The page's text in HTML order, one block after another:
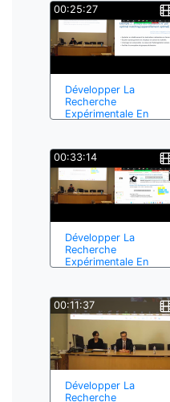
00:25:27
Développer La
Recherche
Expérimentale En
00:33:14
Développer La
Recherche
Expérimentale En
00:11:37
Développer La
Recherche